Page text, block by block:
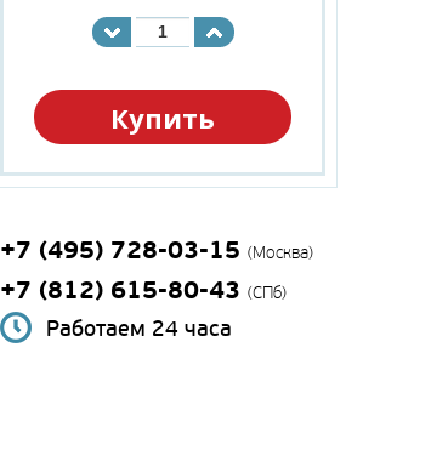
Купить
+7 (495) 728-03-15 (Москва)
+7 (812) 615-80-43 (СПб)
Работаем 24 часа